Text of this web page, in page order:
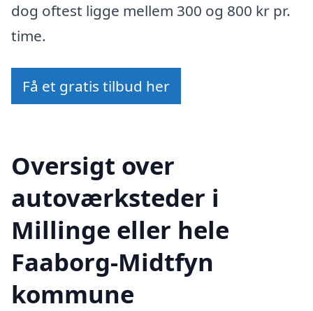
dog oftest ligge mellem 300 og 800 kr pr.
time.
Få et gratis tilbud her
Oversigt over
autoværksteder i
Millinge eller hele
Faaborg-Midtfyn
kommune